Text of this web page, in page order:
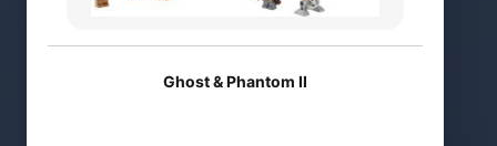
Ghost & Phantom II